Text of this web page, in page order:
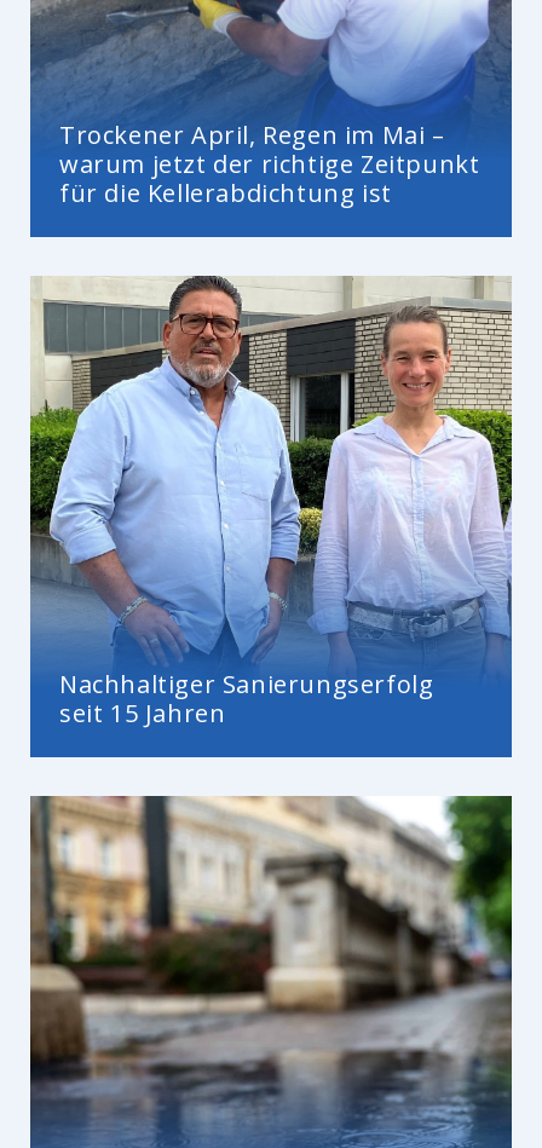
Trockener April, Regen im Mai –
warum jetzt der richtige Zeitpunkt
für die Kellerabdichtung ist
Nachhaltiger Sanierungserfolg
seit 15 Jahren